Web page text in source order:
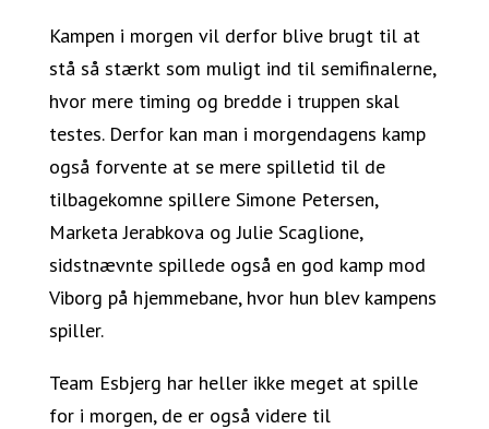
Kampen i morgen vil derfor blive brugt til at
stå så stærkt som muligt ind til semifinalerne,
hvor mere timing og bredde i truppen skal
testes. Derfor kan man i morgendagens kamp
også forvente at se mere spilletid til de
tilbagekomne spillere Simone Petersen,
Marketa Jerabkova og Julie Scaglione,
sidstnævnte spillede også en god kamp mod
Viborg på hjemmebane, hvor hun blev kampens
spiller.
Team Esbjerg har heller ikke meget at spille
for i morgen, de er også videre til